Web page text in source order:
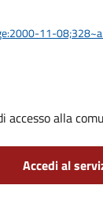
11-
accesso alla
Accedi al